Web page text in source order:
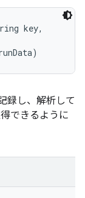
key,
録し、解析して
できるように